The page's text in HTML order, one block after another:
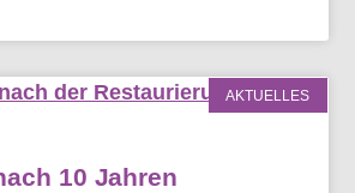
AKTUELLES
10 Jahren